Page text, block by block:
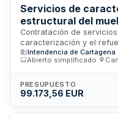
Servicios de
estructural del
de Cartagena
Contratación de
caracterización y el
poniente situado en el
Defensa, a través del
condiciones
ejecutar las
procedimiento abierto
Intendencia de Cartagena
Abierto simplificado
PRESUPUESTO
99.173,56 EUR